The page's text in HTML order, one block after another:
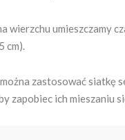
wierzchu umieszczamy
cm).
zastosować siatkę
zapobiec ich mieszaniu